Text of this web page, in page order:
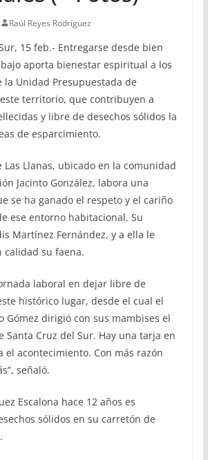
Raúl Reyes Rodríguez
15 feb.- Entregarse desde bien
aporta bienestar espiritual a los
la Unidad Presupuestada de
territorio, que contribuyen a
y libre de desechos sólidos la
de esparcimiento.
Las Llanas, ubicado en la comunidad
Jacinto González, labora una
se ha ganado el respeto y el cariño
ese entorno habitacional. Su
Martínez Fernández, y a ella le
calidad su faena.
laboral en dejar libre de
histórico lugar, desde el cual el
Gómez dirigió con sus mambises el
Santa Cruz del Sur. Hay una tarja en
el acontecimiento. Con más razón
señaló.
Escalona hace 12 años es
sólidos en su carretón de